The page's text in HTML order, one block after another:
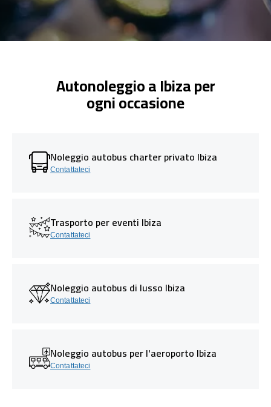
Autonoleggio a Ibiza per
ogni occasione
Noleggio autobus charter privato Ibiza
Contattateci
Trasporto per eventi Ibiza
Contattateci
Noleggio autobus di lusso Ibiza
Contattateci
Noleggio autobus per l'aeroporto Ibiza
Contattateci